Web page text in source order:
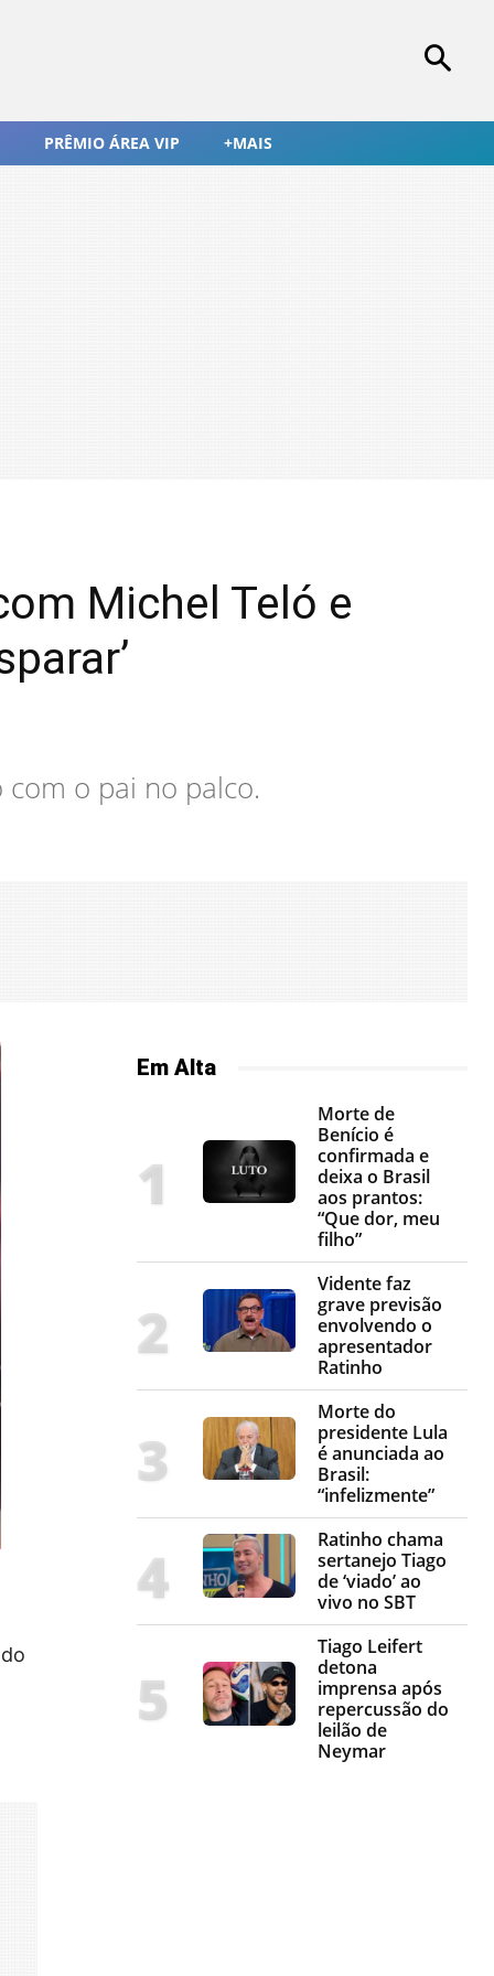
PRÊMIO ÁREA VIP +MAIS
Michel Teló e
o pai no palco.
Em Alta
Morte de
Benício é
confirmada e
deixa o Brasil
aos prantos:
“Que dor, meu
filho”
Vidente faz
grave previsão
envolvendo o
apresentador
Ratinho
Morte do
presidente Lula
é anunciada ao
Brasil:
“infelizmente”
Ratinho chama
sertanejo Tiago
de ‘viado’ ao
vivo no SBT
Tiago Leifert
detona
imprensa após
repercussão do
leilão de
Neymar